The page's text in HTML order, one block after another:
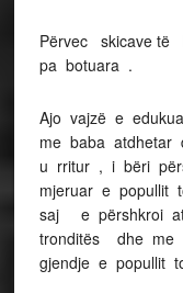
Përvec skicave
pa botuara .
Ajo vajzë e
me baba atdhetar
u rritur , i bëri
mjeruar e
saj e përshkroi
tronditës dhe me
gjendje e popullit